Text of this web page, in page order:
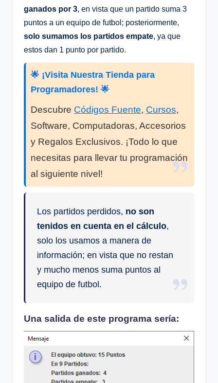
ganados por 3, en vista que un partido suma 3
puntos a un equipo de futbol; posteriormente,
solo sumamos los partidos empate, ya que
estos dan 1 punto por partido.
🌟 ¡Visita Nuestra Tienda para
Programadores! 🌟
Descubre Códigos Fuente, Cursos,
Software, Computadoras, Accesorios
y Regalos Exclusivos. ¡Todo lo que
necesitas para llevar tu programación
al siguiente nivel!
Los partidos perdidos, no son
tenidos en cuenta en el cálculo,
solo los usamos a manera de
información; en vista que no restan
y mucho menos suma puntos al
equipo de futbol.
Una salida de este programa sería: